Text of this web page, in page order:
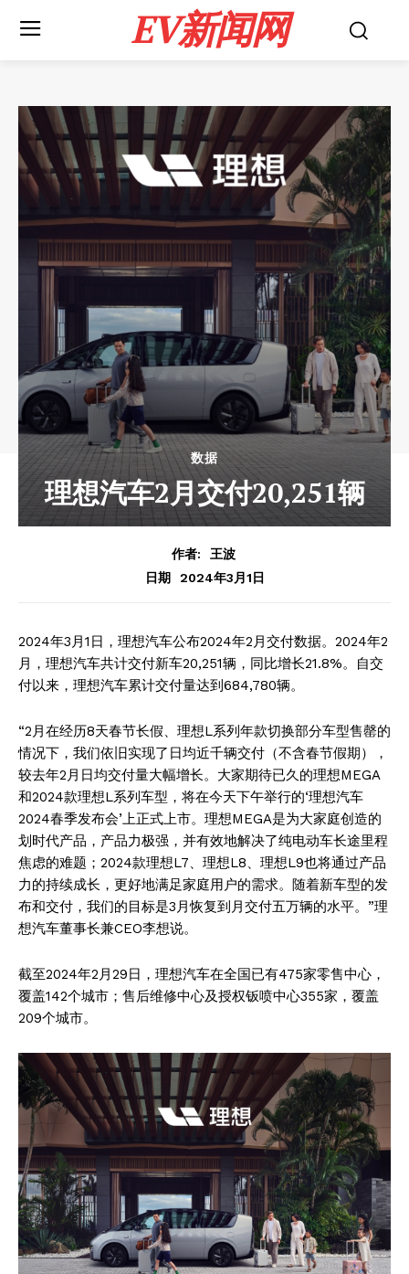
EV新闻网
数据
理想汽车2月交付20,251辆
作者:
王波
日期
2024年3月1日
2024年3月1日，理想汽车公布2024年2月交付数据。2024年2
月，理想汽车共计交付新车20,251辆，同比增长21.8%。自交
付以来，理想汽车累计交付量达到684,780辆。
“2月在经历8天春节长假、理想L系列年款切换部分车型售罄的
情况下，我们依旧实现了日均近千辆交付（不含春节假期），
较去年2月日均交付量大幅增长。大家期待已久的理想MEGA
和2024款理想L系列车型，将在今天下午举行的‘理想汽车
2024春季发布会’上正式上市。理想MEGA是为大家庭创造的
划时代产品，产品力极强，并有效地解决了纯电动车长途里程
焦虑的难题；2024款理想L7、理想L8、理想L9也将通过产品
力的持续成长，更好地满足家庭用户的需求。随着新车型的发
布和交付，我们的目标是3月恢复到月交付五万辆的水平。”理
想汽车董事长兼CEO李想说。
截至2024年2月29日，理想汽车在全国已有475家零售中心，
覆盖142个城市；售后维修中心及授权钣喷中心355家，覆盖
209个城市。